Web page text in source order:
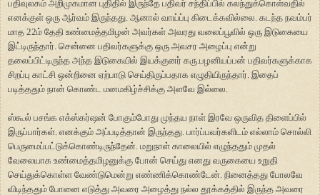
பதிவுலகம் அறிமுகமான புதிதில் இருந்தே பதிவர் சந்திப்பில் கலந்துக்கொள்வதில்
எனக்குள் ஒரு ஆர்வம் இருந்தது. ஆனால் வாய்ப்பு கிடைக்கவில்லை. கடந்த நவம்பர்
மாத 22ம் தேதி உண்மைத்தமிழன் அவர்கள் அவரது வலைப்பூவில் ஒரு இடுகையை
இட்டிருந்தார். சென்னை பதிவர்களுக்கு ஒரு அவசர அழைப்பு என்று
தலைப்பிட்டிருந்த அந்த இடுகையில் இயக்குனர் கரு.பழனியப்பன் பதிவர்களுக்காக
சிறப்பு காட்சி ஒன்றினை ஏற்பாடு செய்திருப்பதாக எழுதியிருந்தார். இதைப்
படித்ததும் நான் கொண்ட மனமகிழ்ச்சிக்கு அளவே இல்லை.
ஸ்கூல் பசங்க எக்ஸ்கர்ஷன் போகும்போது முந்தய நாள் இரவே ஒருவித திளைப்பில்
இருப்பார்கள். எனக்கும் அப்படித்தான் இருந்தது. பார்ப்பவர்களிடம் எல்லாம் சொல்லி
பெருமைப்பட்டுக்கொண்டிருந்தேன். மறுநாள் காலையில் எழுந்ததும் முதல்
வேலையாக உண்மைத்தமிழனுக்கு போன் செய்து எனது வருகையை உறுதி
செய்துக்கொள்ள வேண்டுமென்று எண்ணிக்கொண்டேன். நினைத்தது போலவே
விடிந்ததும் போனை எடுத்து அவரை அழைத்து நல்ல தூக்கத்தில் இருந்த அவரை